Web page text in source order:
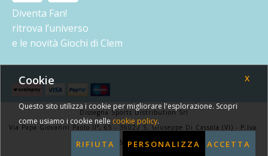
Diventa Fan!
ritrova l’universo
e le novità Giochi di Clem
Dissegna Sports Distribution Srl
Via Papa Giovanni Paolo II°, 65 - 36022 S. Giuseppe Di Cassola (VI) - P.Iva:
03584300242
Cookie X
Questo sito utilizza i cookie per migliorare l'esplorazione. Scopri
come usiamo i cookie nelle cookie policy.
ACCETTA
PERSONALIZZA
RIFIUTA